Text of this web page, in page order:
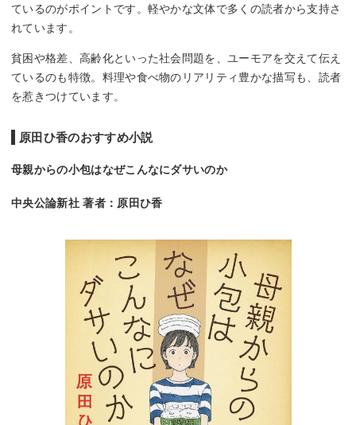
ているのがポイントです。軽やかな文体で多くの読者から支持さ
れています。
貧困や格差、高齢化といった社会問題を、ユーモアを交えて伝え
ているのも特徴。料理や食べ物のリアリティ豊かな描写も、読者
を惹きつけています。
原田ひ香のおすすめ小説
母親からの小包はなぜこんなにダサいのか
中央公論新社 著者：原田ひ香